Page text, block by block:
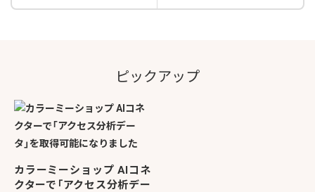
ピックアップ
カラーミーショップ AIコネ
クターで「アクセス分析デー